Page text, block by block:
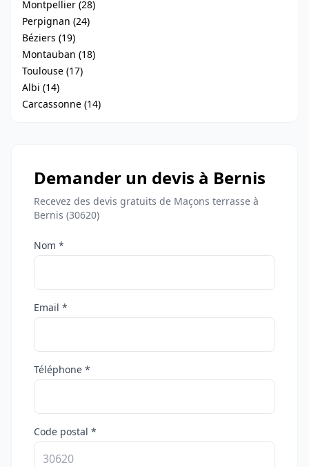
Montpellier (28)
Perpignan (24)
Béziers (19)
Montauban (18)
Toulouse (17)
Albi (14)
Carcassonne (14)
Demander un devis à Bernis
Recevez des devis gratuits de Maçons terrasse à
Bernis (30620)
Nom *
Email *
Téléphone *
Code postal *